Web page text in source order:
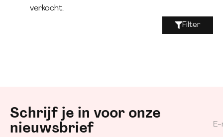
verkocht.
Filter
Schrijf je in voor onze
nieuwsbrief